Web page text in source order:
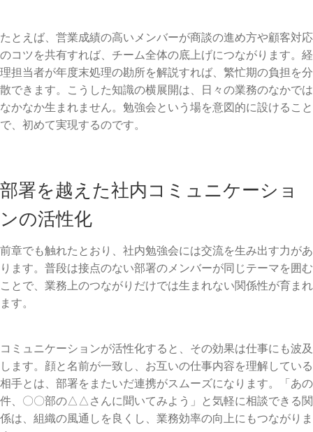
たとえば、営業成績の高いメンバーが商談の進め方や顧客対応
のコツを共有すれば、チーム全体の底上げにつながります。経
理担当者が年度末処理の勘所を解説すれば、繁忙期の負担を分
散できます。こうした知識の横展開は、日々の業務のなかでは
なかなか生まれません。勉強会という場を意図的に設けること
で、初めて実現するのです。
部署を越えた社内コミュニケーショ
ンの活性化
前章でも触れたとおり、社内勉強会には交流を生み出す力があ
ります。普段は接点のない部署のメンバーが同じテーマを囲む
ことで、業務上のつながりだけでは生まれない関係性が育まれ
ます。
コミュニケーションが活性化すると、その効果は仕事にも波及
します。顔と名前が一致し、お互いの仕事内容を理解している
相手とは、部署をまたいだ連携がスムーズになります。「あの
件、〇〇部の△△さんに聞いてみよう」と気軽に相談できる関
係は、組織の風通しを良くし、業務効率の向上にもつながりま